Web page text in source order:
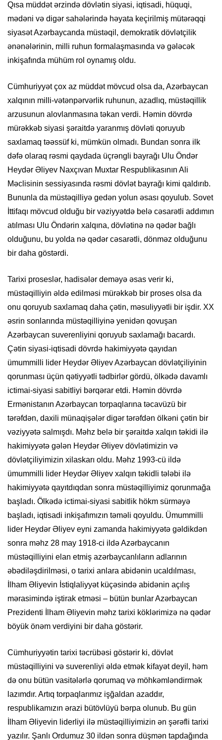
Qısa müddət ərzində dövlətin siyasi, iqtisadi, hüquqi,
mədəni və digər sahələrində həyata keçirilmiş mütərəqqi
siyasət Azərbaycanda müstəqil, demokratik dövlətçilik
ənənələrinin, milli ruhun formalaşmasında və gələcək
inkişafında mühüm rol oynamış oldu.
Cümhuriyyət çox az müddət mövcud olsa da, Azərbaycan
xalqının milli-vətənpərvərlik ruhunun, azadlıq, müstəqillik
arzusunun alovlanmasına təkan verdi. Həmin dövrdə
mürəkkəb siyasi şəraitdə yaranmış dövləti qoruyub
saxlamaq təəssüf ki, mümkün olmadı. Bundan sonra ilk
dəfə olaraq rəsmi qaydada üçrəngli bayrağı Ulu Öndər
Heydər Əliyev Naxçıvan Muxtar Respublikasının Ali
Məclisinin sessiyasında rəsmi dövlət bayrağı kimi qaldırıb.
Bununla da müstəqilliyə gedən yolun əsası qoyulub. Sovet
İttifaqı mövcud olduğu bir vəziyyətdə belə cəsarətli addımın
atılması Ulu Öndərin xalqına, dövlətinə nə qədər bağlı
olduğunu, bu yolda nə qədər cəsarətli, dönməz olduğunu
bir daha göstərdi.
Tarixi proseslər, hadisələr deməyə əsas verir ki,
müstəqilliyin əldə edilməsi mürəkkəb bir proses olsa da
onu qoruyub saxlamaq daha çətin, məsuliyyətli bir işdir. XX
əsrin sonlarında müstəqilliyinə yenidən qovuşan
Azərbaycan suverenliyini qoruyub saxlamağı bacardı.
Çətin siyasi-iqtisadi dövrdə hakimiyyətə qayıdan
ümummilli lider Heydər Əliyev Azərbaycan dövlətçiliyinin
qorunması üçün qətiyyətli tədbirlər gördü, ölkədə davamlı
ictimai-siyasi sabitliyi bərqərar etdi. Həmin dövrdə
Ermənistanın Azərbaycan torpaqlarına təcavüzü bir
tərəfdən, daxili münaqişələr digər tərəfdən ölkəni çətin bir
vəziyyətə salmışdı. Məhz belə bir şəraitdə xalqın təkidi ilə
hakimiyyətə gələn Heydər Əliyev dövlətimizin və
dövlətçiliyimizin xilaskarı oldu. Məhz 1993-cü ildə
ümummilli lider Heydər Əliyev xalqın təkidli tələbi ilə
hakimiyyətə qayıtdıqdan sonra müstəqilliyimiz qorunmağa
başladı. Ölkədə ictimai-siyasi sabitlik hökm sürməyə
başladı, iqtisadi inkişafımızın təməli qoyuldu. Ümummilli
lider Heydər Əliyev eyni zamanda hakimiyyətə gəldikdən
sonra məhz 28 may 1918-ci ildə Azərbaycanın
müstəqilliyini elan etmiş azərbaycanlıların adlarının
əbədiləşdirilməsi, o tarixi anlara abidənin ucaldılması,
İlham Əliyevin İstiqlaliyyət küçəsində abidənin açılış
mərasimində iştirak etməsi – bütün bunlar Azərbaycan
Prezidenti İlham Əliyevin məhz tarixi köklərimizə nə qədər
böyük önəm verdiyini bir daha göstərir.
Cümhuriyyətin tarixi təcrübəsi göstərir ki, dövlət
müstəqilliyini və suverenliyi əldə etmək kifayət deyil, həm
də onu bütün vasitələrlə qorumaq və möhkəmləndirmək
lazımdır. Artıq torpaqlarımız işğaldan azaddır,
respublikamızın ərazi bütövlüyü bərpa olunub. Bu gün
İlham Əliyevin liderliyi ilə müstəqilliyimizin ən şərəfli tarixi
yazılır. Şanlı Ordumuz 30 ildən sonra düşmən tapdağında